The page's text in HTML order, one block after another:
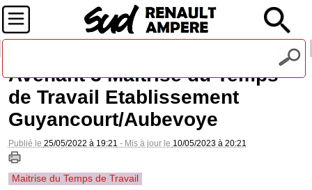
Avenant 3 Maitrise du Temps
de Travail Etablissement
Guyancourt/Aubevoye
Publié le 25/05/2022 à 19:21 - Mis à jour le 10/05/2023 à 20:21
Maitrise du Temps de Travail